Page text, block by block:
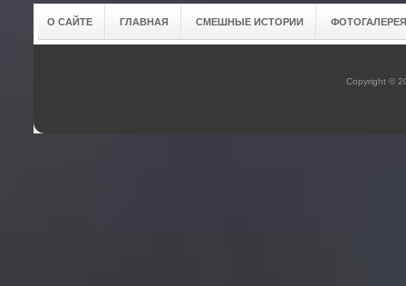
О САЙТЕ ГЛАВНАЯ СМЕШНЫЕ ИСТОРИИ ФОТОГАЛЕРЕЯ
Copyright ©